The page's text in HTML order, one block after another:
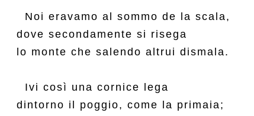
  Noi eravamo al sommo de la scala,
dove secondamente si risega
lo monte che salendo altrui dismala.
  Ivi così una cornice lega
dintorno il poggio, come la primaia;